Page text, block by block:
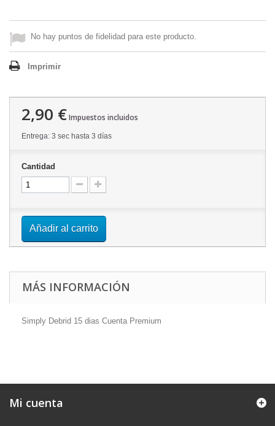
No hay puntos de fidelidad para este producto.
Imprimir
2,90 €Impuestos incluidos
Entrega: 3 sec hasta 3 días
Cantidad
Añadir al carrito
MÁS INFORMACIÓN
Simply Debrid 15 dias Cuenta Premium
Mi cuenta